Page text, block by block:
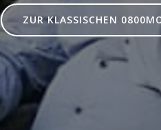
ZUR KLASSISCHEN